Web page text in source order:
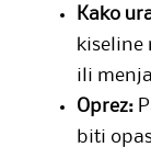
Kako
kiseline
ili
Oprez:
biti